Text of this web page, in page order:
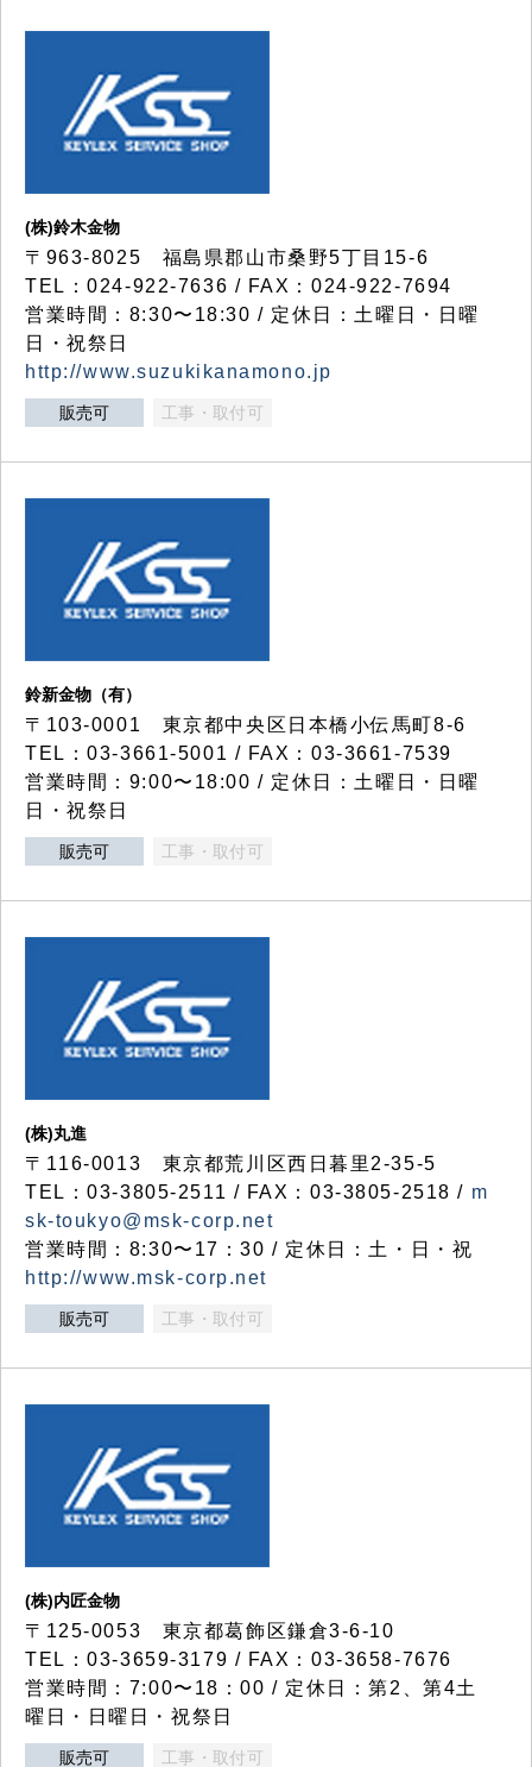
(株)鈴木金物
〒963-8025 福島県郡山市桑野5丁目15-6
TEL：024-922-7636 / FAX：024-922-7694
営業時間：8:30〜18:30 / 定休日：土曜日・日曜
日・祝祭日
http://www.suzukikanamono.jp
販売可 工事・取付可
鈴新金物（有）
〒103-0001 東京都中央区日本橋小伝馬町8-6
TEL：03-3661-5001 / FAX：03-3661-7539
営業時間：9:00〜18:00 / 定休日：土曜日・日曜
日・祝祭日
販売可 工事・取付可
(株)丸進
〒116-0013 東京都荒川区西日暮里2-35-5
TEL：03-3805-2511 / FAX：03-3805-2518 / m
sk-toukyo@msk-corp.net
営業時間：8:30〜17：30 / 定休日：土・日・祝
http://www.msk-corp.net
販売可 工事・取付可
(株)内匠金物
〒125-0053 東京都葛飾区鎌倉3-6-10
TEL：03-3659-3179 / FAX：03-3658-7676
営業時間：7:00〜18：00 / 定休日：第2、第4土
曜日・日曜日・祝祭日
販売可 工事・取付可